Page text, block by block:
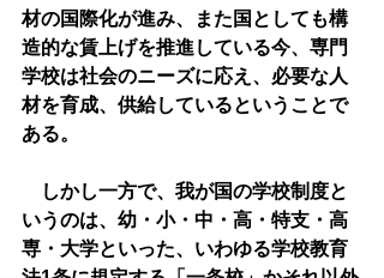
材の国際化が進み、また国としても構
造的な賃上げを推進している今、専門
学校は社会のニーズに応え、必要な人
材を育成、供給しているということで
ある。
しかし一方で、我が国の学校制度と
いうのは、幼・小・中・高・特支・高
専・大学といった、いわゆる学校教育